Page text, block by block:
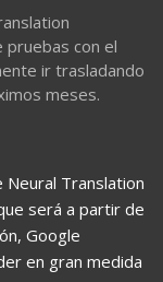
pruebas con el
ir trasladando
meses.
Neural Translation
será a partir de
Google
en gran medida